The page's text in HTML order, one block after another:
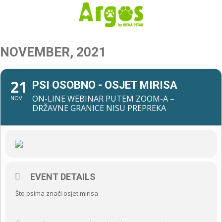
NOVEMBER, 2021
21
NOV
PSI OSOBNO - OSJET MIRISA
ON-LINE WEBINAR PUTEM ZOOM-A –
DRŽAVNE GRANICE NISU PREPREKA
EVENT DETAILS
Što psima znači osjet mirisa